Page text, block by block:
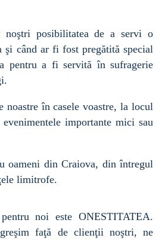
noştri posibilitatea de a servi o
şi când ar fi fost pregătită special
pentru a fi servită în sufragerie
noastre în casele voastre, la locul
importante mici sau
oameni din Craiova, din întregul
limitrofe.
noi este ONESTITATEA.
greşim faţă de clienţii noştri, ne